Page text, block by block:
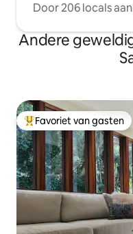
Door 206 locals
Andere
Topfavoriet van gasten
Favoriet van gasten